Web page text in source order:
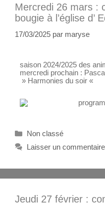
Mercredi 26 mars :
bougie à l’église d’
17/03/2025 par maryse
saison 2024/2025 des
mercredi prochain :
» Harmonies du soir «
Non classé
Laisser un commentaire
Jeudi 27 février :